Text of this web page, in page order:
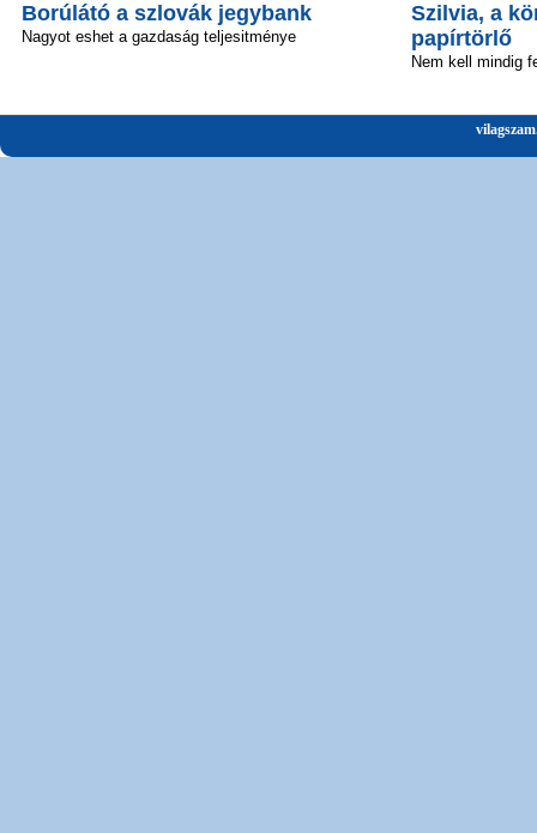
Borúlátó a szlovák jegybank
Nagyot eshet a gazdaság teljesitménye
Szilvia, a
papírtörlő
Nem kell mindig